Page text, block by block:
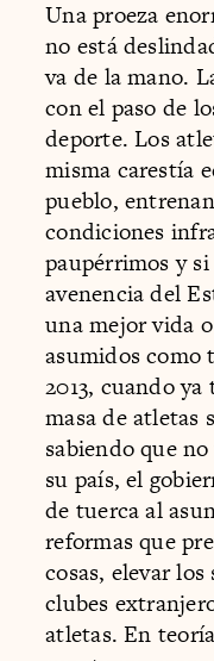
Una proeza
no está
va de la mano.
con el paso de
deporte. Los
misma carestía
pueblo,
condiciones
paupérrimos y
avenencia del
una mejor vida
asumidos como
2013, cuando
masa de atletas
sabiendo que
su país, el
de tuerca al
reformas que
cosas, elevar
clubes
atletas. En